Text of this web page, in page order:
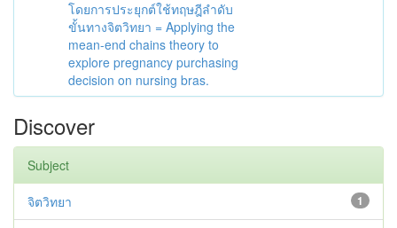
โดยการประยุกต์ใช้ทฤษฎีลำดับ
ขั้นทางจิตวิทยา = Applying the
mean-end chains theory to
explore pregnancy purchasing
decision on nursing bras.
Discover
Subject
1
จิตวิทยา